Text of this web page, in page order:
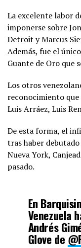
La excelente labor
imponerse sobre
Detroit y Marcus
Además, fue el
Guante de Oro que
Los otros
reconocimiento
Luis Arráez, Luis
De esta forma, el
tras haber
Nueva York,
pasado.
En
Venezuela
Andrés
Glove de